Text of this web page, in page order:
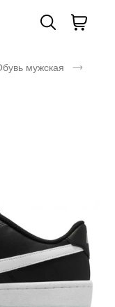
мужская